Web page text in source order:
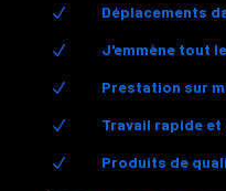
N Déplacements
N J'emmène tout
N Prestation sur
N Travail rapide
N Produits de